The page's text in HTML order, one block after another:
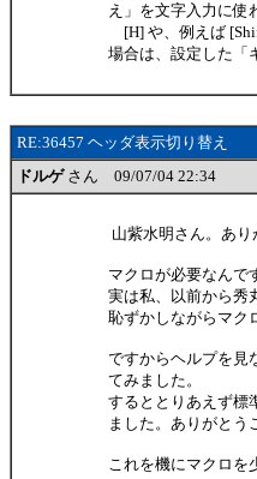
え」を文字入力に使
[H] や、例えば
場合は、設定した「
RE:36457 ヘッダ表示切り替え
ドルゲさん 09/07/04 22:34
山紫水明さん。あり
マクロが必要なんで
実は私、以前から秀
恥ずかしながらマク
ですからヘルプを見
てみました。
するととりあえず標
ました。ありがとう
これを機にマクロを